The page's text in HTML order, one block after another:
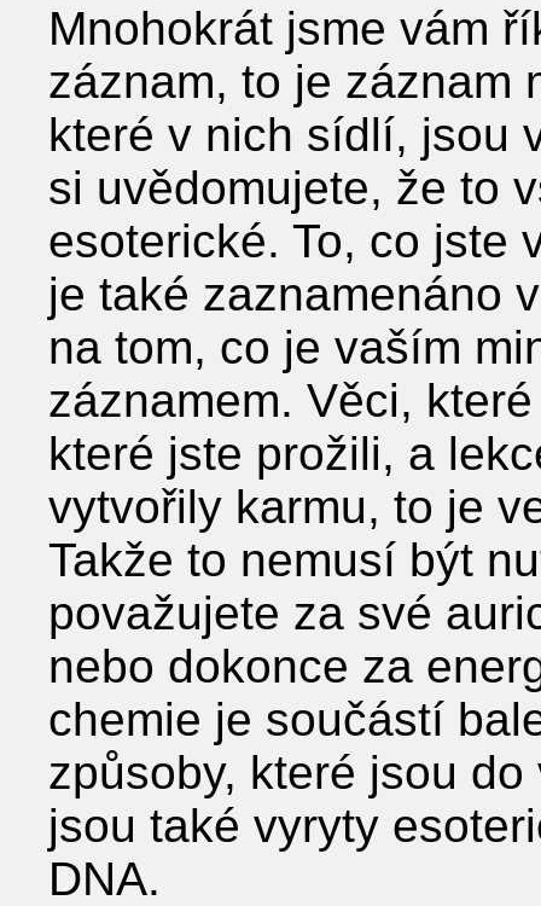
Mnohokrát jsme vám
záznam, to je záznam
které v nich sídlí, jsou
si uvědomujete, že to
esoterické. To, co jste
je také zaznamenáno
na tom, co je vaším
záznamem. Věci,
které jste prožili, a
vytvořily karmu, to je
Takže to nemusí být
považujete za své
nebo dokonce za
chemie je součástí
způsoby, které jsou
jsou také vyryty
DNA.